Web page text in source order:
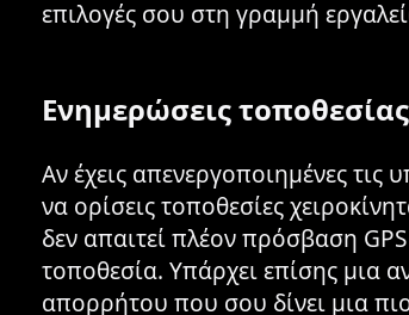
επιλογές σου στη γραμμή
Ενημερώσεις
Αν έχεις απενεργοποιημένες τις
να ορίσεις τοποθεσίες
δεν απαιτεί πλέον πρόσβαση
τοποθεσία. Υπάρχει επίσης μια
απορρήτου που σου δίνει μια